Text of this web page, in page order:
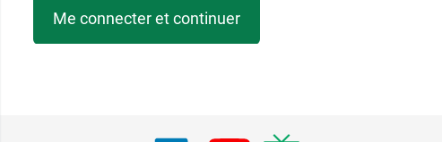
Me connecter et continuer